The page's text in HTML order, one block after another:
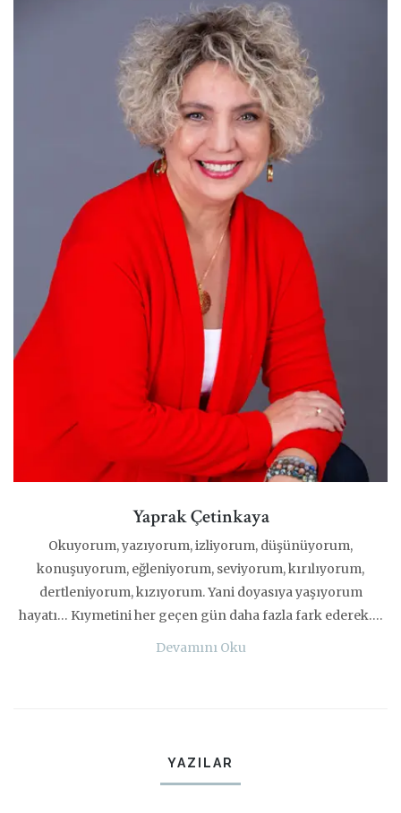
Yaprak Çetinkaya
Okuyorum, yazıyorum, izliyorum, düşünüyorum,
konuşuyorum, eğleniyorum, seviyorum, kırılıyorum,
dertleniyorum, kızıyorum. Yani doyasıya yaşıyorum
hayatı… Kıymetini her geçen gün daha fazla fark ederek….
Devamını Oku
YAZILAR